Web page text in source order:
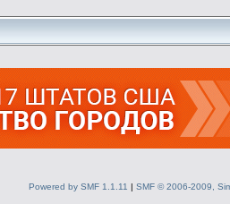
Powered by SMF 1.1.11 | SMF © 2006-2009,